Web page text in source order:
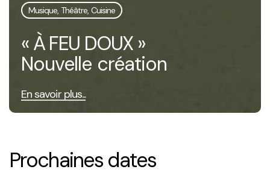
Musique, Théâtre, Cuisine
« À FEU DOUX »
Nouvelle création
En savoir plus...
Prochaines dates